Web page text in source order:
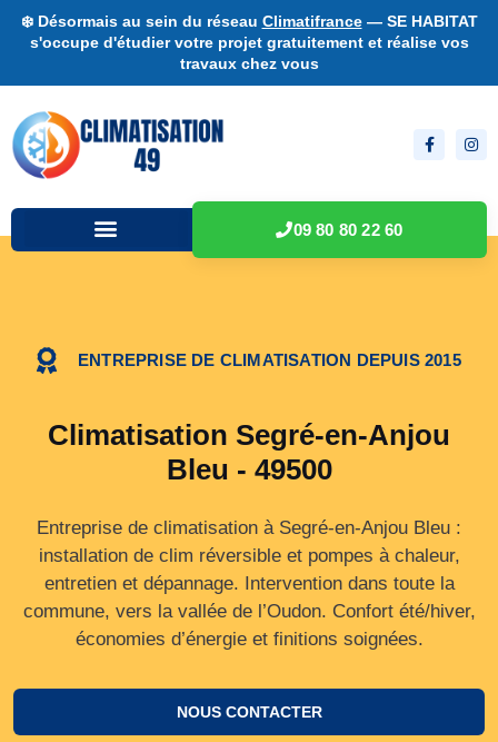
❄️ Désormais au sein du réseau Climatifrance— SE HABITAT
s'occupe d'étudier votre projet gratuitement et réalise vos
travaux chez vous
09 80 80 22 60
ENTREPRISE DE CLIMATISATION DEPUIS 2015
Climatisation Segré-en-Anjou
Bleu - 49500
Entreprise de climatisation à Segré-en-Anjou Bleu :
installation de clim réversible et pompes à chaleur,
entretien et dépannage. Intervention dans toute la
commune, vers la vallée de l’Oudon. Confort été/hiver,
économies d’énergie et finitions soignées.
NOUS CONTACTER